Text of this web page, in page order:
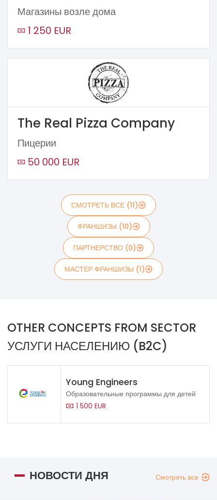
Магазины возле дома
1 250 EUR
The Real Pizza Company
Пицерии
50 000 EUR
СМОТРЕТЬ ВСЕ (11)
ФРАНШИЗЫ (10)
ПАРТНЕРСТВО (0)
МАСТЕР ФРАНШИЗЫ (1)
OTHER CONCEPTS FROM SECTOR
УСЛУГИ НАСЕЛЕНИЮ (B2C)
Young Engineers
Образовательные программы для детей
1 500 EUR
НОВОСТИ ДНЯ Смотреть все